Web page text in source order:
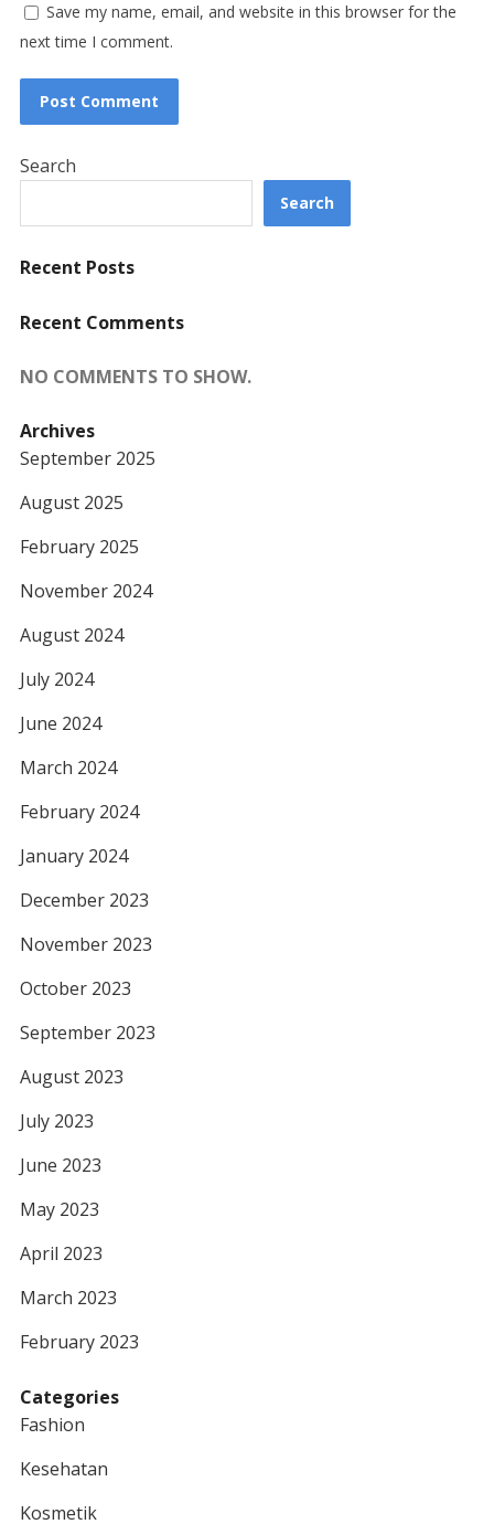
Save my name, email, and website in this browser for the
next time I comment.
Search
Search
Recent Posts
Recent Comments
NO COMMENTS TO SHOW.
Archives
September 2025
August 2025
February 2025
November 2024
August 2024
July 2024
June 2024
March 2024
February 2024
January 2024
December 2023
November 2023
October 2023
September 2023
August 2023
July 2023
June 2023
May 2023
April 2023
March 2023
February 2023
Categories
Fashion
Kesehatan
Kosmetik